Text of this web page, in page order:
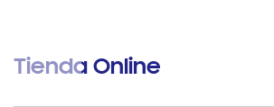
Tienda Online